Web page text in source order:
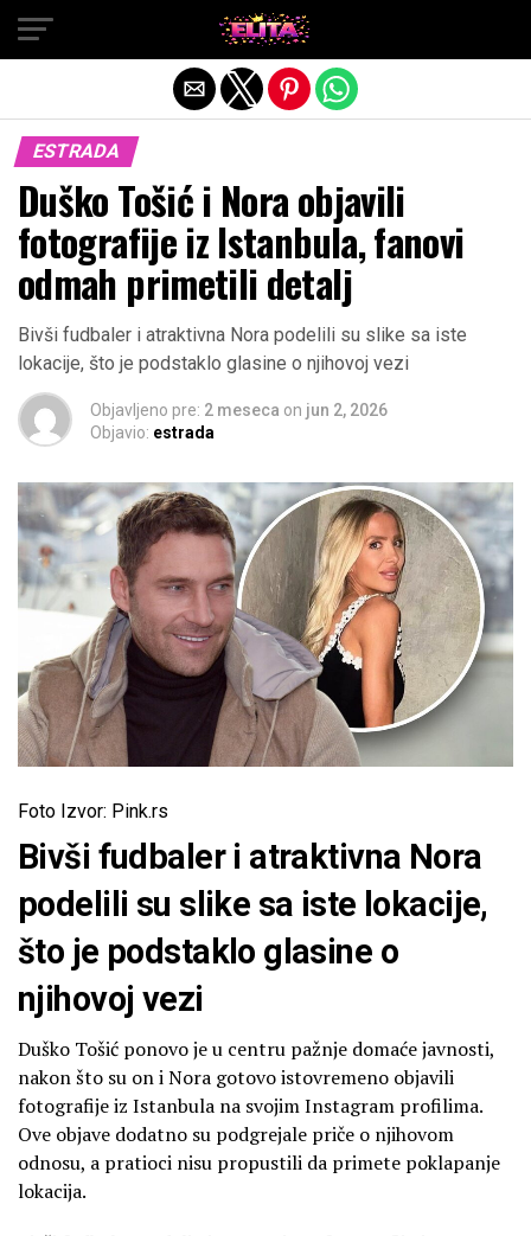
ESTRADA
Duško Tošić i Nora objavili
fotografije iz Istanbula, fanovi
odmah primetili detalj
Bivši fudbaler i atraktivna Nora podelili su slike sa iste
lokacije, što je podstaklo glasine o njihovoj vezi
Objavljeno pre: 2 meseca on jun 2, 2026
Objavio: estrada
Foto Izvor: Pink.rs
Bivši fudbaler i atraktivna Nora
podelili su slike sa iste lokacije,
što je podstaklo glasine o
njihovoj vezi
Duško Tošić ponovo je u centru pažnje domaće javnosti,
nakon što su on i Nora gotovo istovremeno objavili
fotografije iz Istanbula na svojim Instagram profilima.
Ove objave dodatno su podgrejale priče o njihovom
odnosu, a pratioci nisu propustili da primete poklapanje
lokacija.
Exit mobile version